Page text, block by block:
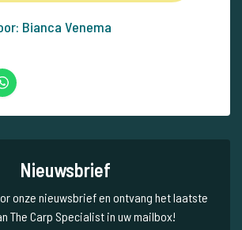
Bianca Venema
Nieuwsbrief
onze nieuwsbrief en ontvang het laatste
The Carp Specialist in uw mailbox!